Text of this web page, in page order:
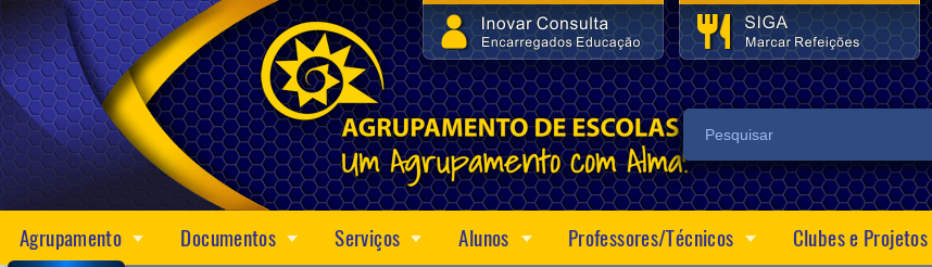
Agrupamento Documentos Serviços Alunos Professores/Técnicos Clubes e Projetos